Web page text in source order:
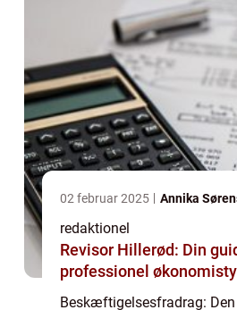
02 februar 2025 Annika
redaktionel
Revisor Hillerød: Din
professionel
Beskæftigelsesfradrag: